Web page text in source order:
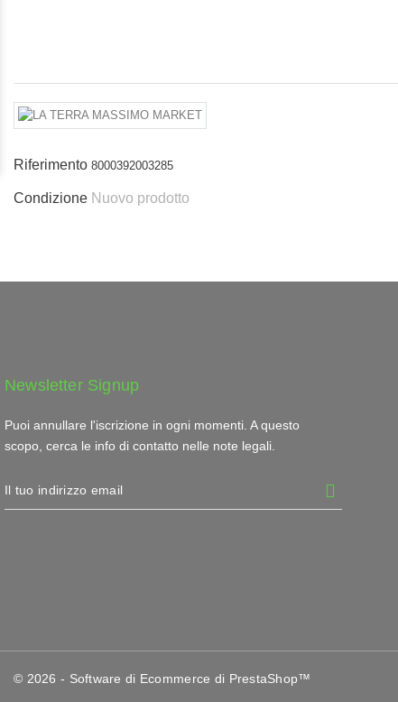
Riferimento 8000392003285
Condizione Nuovo prodotto
Newsletter Signup
Puoi annullare l'iscrizione in ogni momenti. A questo
scopo, cerca le info di contatto nelle note legali.
© 2026 - Software di Ecommerce di PrestaShop™